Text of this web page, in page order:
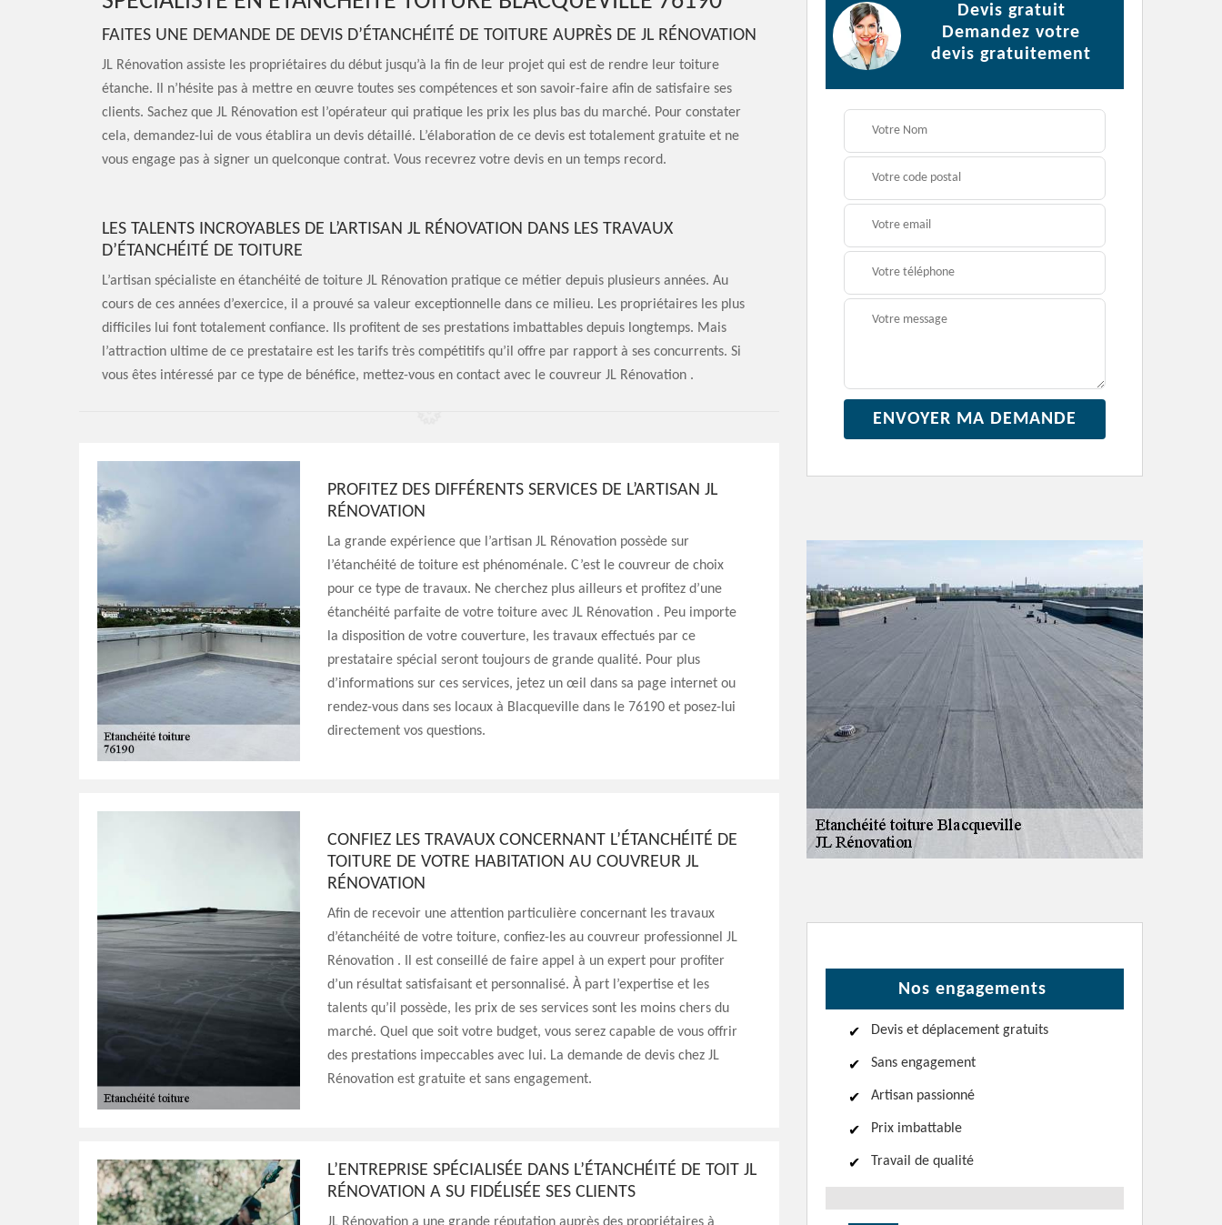
FAITES UNE DEMANDE DE DEVIS D’ÉTANCHÉITÉ DE TOITURE AUPRÈS DE JL RÉNOVATION
JL Rénovation assiste les propriétaires du début jusqu’à la fin de leur projet qui est de rendre leur toiture
étanche. Il n’hésite pas à mettre en œuvre toutes ses compétences et son savoir-faire afin de satisfaire ses
clients. Sachez que JL Rénovation est l’opérateur qui pratique les prix les plus bas du marché. Pour constater
cela, demandez-lui de vous établira un devis détaillé. L’élaboration de ce devis est totalement gratuite et ne
vous engage pas à signer un quelconque contrat. Vous recevrez votre devis en un temps record.
LES TALENTS INCROYABLES DE L’ARTISAN JL RÉNOVATION DANS LES TRAVAUX
D’ÉTANCHÉITÉ DE TOITURE
L’artisan spécialiste en étanchéité de toiture JL Rénovation pratique ce métier depuis plusieurs années. Au
cours de ces années d’exercice, il a prouvé sa valeur exceptionnelle dans ce milieu. Les propriétaires les plus
difficiles lui font totalement confiance. Ils profitent de ses prestations imbattables depuis longtemps. Mais
l’attraction ultime de ce prestataire est les tarifs très compétitifs qu’il offre par rapport à ses concurrents. Si
vous êtes intéressé par ce type de bénéfice, mettez-vous en contact avec le couvreur JL Rénovation .
PROFITEZ DES DIFFÉRENTS SERVICES DE L’ARTISAN JL
RÉNOVATION
La grande expérience que l’artisan JL Rénovation possède sur
l’étanchéité de toiture est phénoménale. C’est le couvreur de choix
pour ce type de travaux. Ne cherchez plus ailleurs et profitez d’une
étanchéité parfaite de votre toiture avec JL Rénovation . Peu importe
la disposition de votre couverture, les travaux effectués par ce
prestataire spécial seront toujours de grande qualité. Pour plus
d’informations sur ces services, jetez un œil dans sa page internet ou
rendez-vous dans ses locaux à Blacqueville dans le 76190 et posez-lui
directement vos questions.
CONFIEZ LES TRAVAUX CONCERNANT L’ÉTANCHÉITÉ DE
TOITURE DE VOTRE HABITATION AU COUVREUR JL
RÉNOVATION
Afin de recevoir une attention particulière concernant les travaux
d’étanchéité de votre toiture, confiez-les au couvreur professionnel JL
Rénovation . Il est conseillé de faire appel à un expert pour profiter
d’un résultat satisfaisant et personnalisé. À part l’expertise et les
talents qu’il possède, les prix de ses services sont les moins chers du
marché. Quel que soit votre budget, vous serez capable de vous offrir
des prestations impeccables avec lui. La demande de devis chez JL
Rénovation est gratuite et sans engagement.
L’ENTREPRISE SPÉCIALISÉE DANS L’ÉTANCHÉITÉ DE TOIT JL
RÉNOVATION A SU FIDÉLISÉE SES CLIENTS
Devis gratuit
Demandez votre
devis gratuitement
Nos engagements
Devis et déplacement gratuits
Sans engagement
Artisan passionné
Prix imbattable
Travail de qualité